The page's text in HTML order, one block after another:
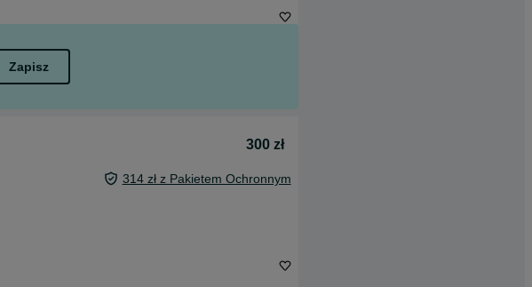
Zapisz
300 zł
314 zł z Pakietem Ochronnym